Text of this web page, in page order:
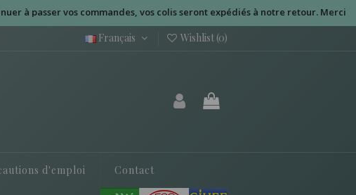
à passer vos commandes, vos colis seront expédiés à notre retour. Merci
Français Wishlist (0)
d'emploi Contact